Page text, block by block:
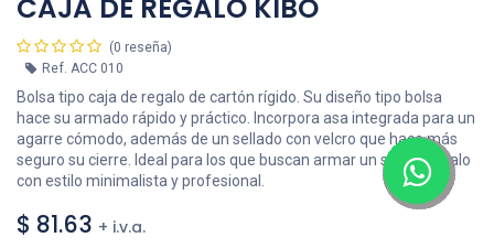
CAJA DE REGALO KIBO
(0 reseña)
Ref. ACC 010
Bolsa tipo caja de regalo de cartón rígido. Su diseño tipo bolsa
hace su armado rápido y práctico. Incorpora asa integrada para un
agarre cómodo, además de un sellado con velcro que hace más
seguro su cierre. Ideal para los que buscan armar un set de regalo
con estilo minimalista y profesional.
$ 81.63 + i.v.a.